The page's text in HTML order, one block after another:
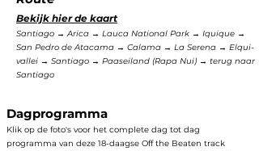
Bekijk hier de kaart
Santiago → Arica → Lauca National Park → Iquique →
San Pedro de Atacama → Calama → La Serena → Elqui-
vallei → Santiago → Paaseiland (Rapa Nui) → terug naar
Santiago
Dagprogramma
Klik op de foto's voor het complete dag tot dag
programma van deze 18-daagse Off the Beaten track